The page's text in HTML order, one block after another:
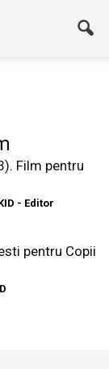
Film pentru
- Editor
pentru Copii